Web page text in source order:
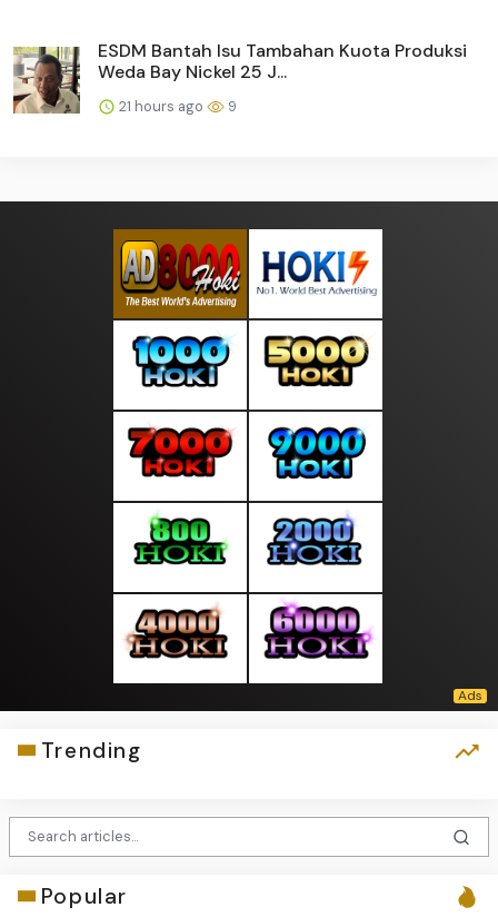
ESDM Bantah Isu Tambahan Kuota Produksi
Weda Bay Nickel 25 J...
21 hours ago 9
Trending
Popular